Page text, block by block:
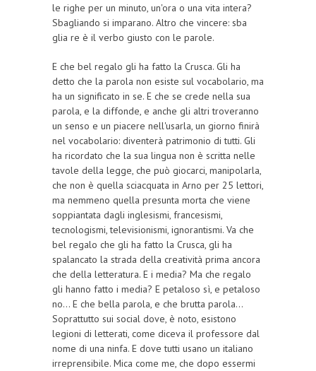
le righe per un minuto, un'ora o una vita intera?
Sbagliando si imparano. Altro che vincere: sba
glia re è il verbo giusto con le parole.
E che bel regalo gli ha fatto la Crusca. Gli ha
detto che la parola non esiste sul vocabolario, ma
ha un significato in se. E che se crede nella sua
parola, e la diffonde, e anche gli altri troveranno
un senso e un piacere nell'usarla, un giorno finirà
nel vocabolario: diventerà patrimonio di tutti. Gli
ha ricordato che la sua lingua non è scritta nelle
tavole della legge, che può giocarci, manipolarla,
che non è quella sciacquata in Arno per 25 lettori,
ma nemmeno quella presunta morta che viene
soppiantata dagli inglesismi, francesismi,
tecnologismi, televisionismi, ignorantismi. Va che
bel regalo che gli ha fatto la Crusca, gli ha
spalancato la strada della creatività prima ancora
che della letteratura. E i media? Ma che regalo
gli hanno fatto i media? E petaloso sì, e petaloso
no... E che bella parola, e che brutta parola...
Soprattutto sui social dove, è noto, esistono
legioni di letterati, come diceva il professore dal
nome di una ninfa. E dove tutti usano un italiano
irreprensibile. Mica come me, che dopo essermi